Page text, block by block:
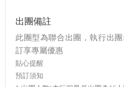
出團備註
此團型為聯合出團，執行出
訂享專屬優惠
貼心提醒
預訂須知